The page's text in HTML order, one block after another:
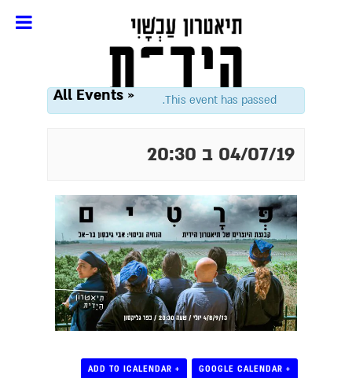
« All Events This event has passed.
04/07/19 ב 20:30
+ GOOGLE CALENDAR
+ ADD TO ICALENDAR